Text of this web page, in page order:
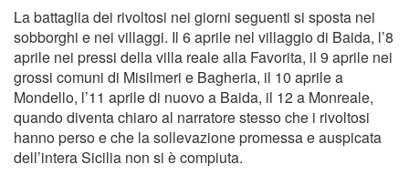
La battaglia dei rivoltosi nei giorni seguenti si sposta nei
sobborghi e nei villaggi. Il 6 aprile nel villaggio di Baida, l’8
aprile nei pressi della villa reale alla Favorita, il 9 aprile nei
grossi comuni di Misilmeri e Bagheria, il 10 aprile a
Mondello, l’11 aprile di nuovo a Baida, il 12 a Monreale,
quando diventa chiaro al narratore stesso che i rivoltosi
hanno perso e che la sollevazione promessa e auspicata
dell’intera Sicilia non si è compiuta.